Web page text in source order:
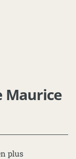
Maurice
plus